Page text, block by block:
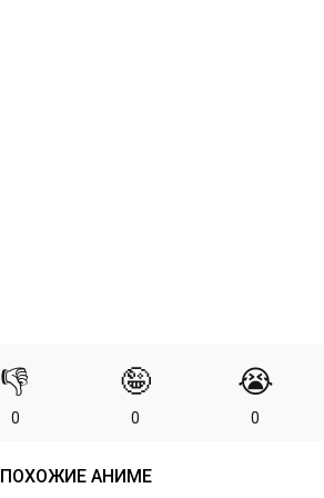
👎
0
🤪
0
😭
0
ПОХОЖИЕ АНИМЕ